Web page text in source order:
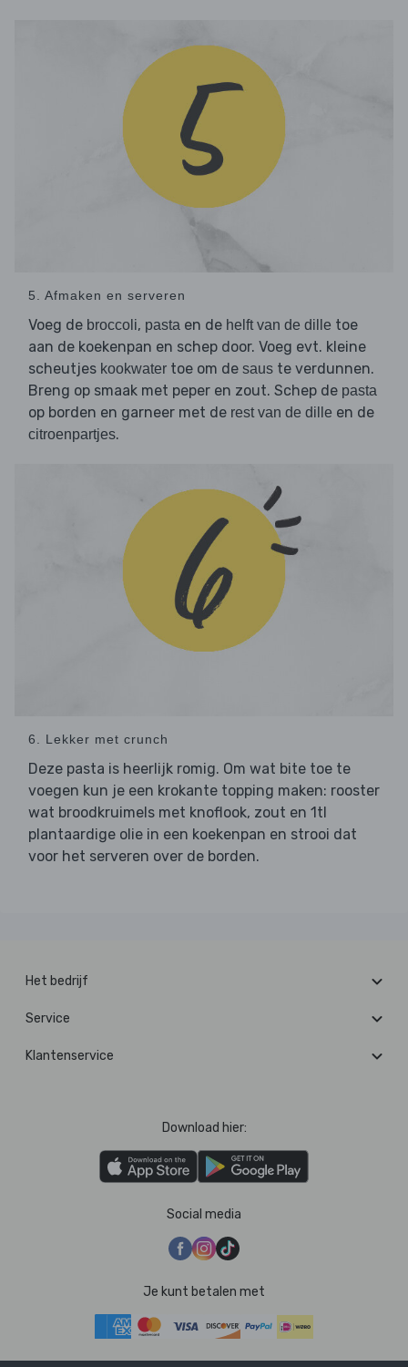
5. Afmaken en serveren
Voeg de broccoli, pasta en de helft van de dille toe
aan de koekenpan en schep door. Voeg evt. kleine
scheutjes kookwater toe om de saus te verdunnen.
Breng op smaak met peper en zout. Schep de pasta
op borden en garneer met de rest van de dille en de
citroenpartjes.
6. Lekker met crunch
Deze pasta is heerlijk romig. Om wat bite toe te
voegen kun je een krokante topping maken: rooster
wat broodkruimels met knoflook, zout en 1tl
plantaardige olie in een koekenpan en strooi dat
voor het serveren over de borden.
Het bedrijf
Service
Klantenservice
Download hier:
Social media
Je kunt betalen met